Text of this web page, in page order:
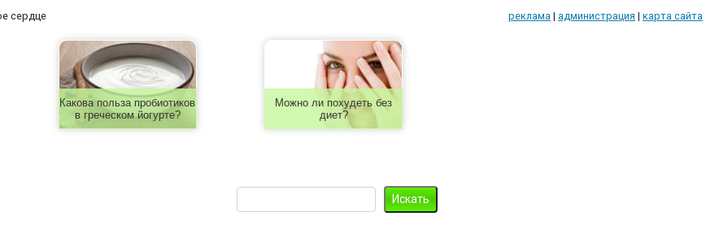
сердце реклама | администрация | карта сайта
Какова польза пробиотиков
в греческом йогурте?
Можно ли похудеть без
диет?